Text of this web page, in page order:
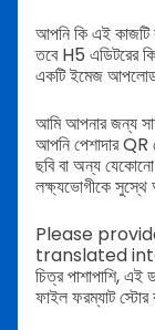
আপনি কি এই কাজটি
তবে H5 এডিটরের
একটি ইমেজ
আমি আপনার জন্য
আপনি পেশাদার QR
ছবি বা অন্য
লক্ষ্যভোগীকে সুস্থে
Please
translated
চিত্র পাশাপাশি,
ফাইল ফরম্যাট স্টোর